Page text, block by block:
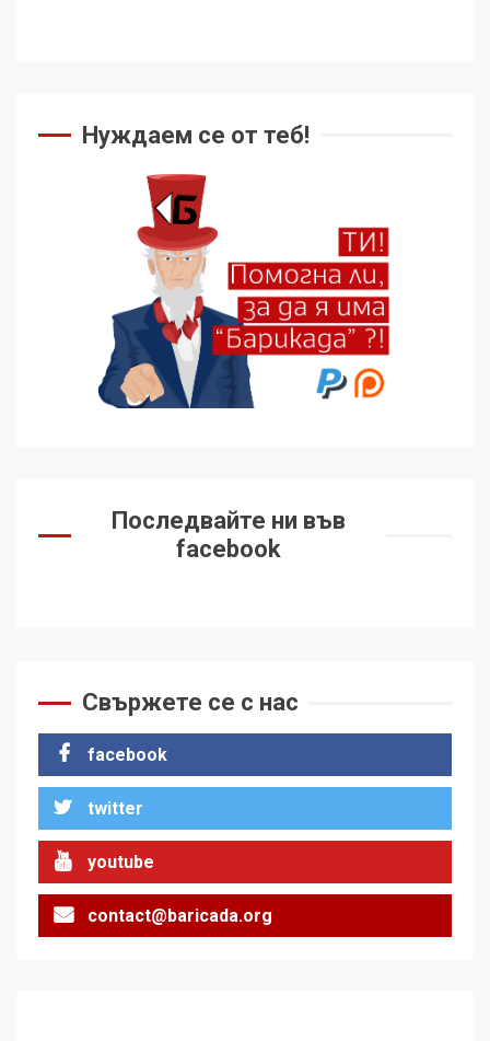
Нуждаем се от теб!
Последвайте ни във
facebook
Свържете се с нас
facebook
twitter
youtube
contact@baricada.org